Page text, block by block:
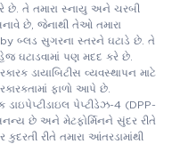
છે. તે તમારા સ્નાયુ અને ચરબી
છે, જેનાથી તેઓ તમારા
બ્લડ સુગરના સ્તરને ઘટાડે છે. તે
ઘટાડવામાં પણ મદદ કરે છે.
ડાયાબિટીસ વ્યવસ્થાપન માટે
ફાળો આપે છે.
પેપ્ટીડેઝ-4 (DPP-
છે અને મેટફોર્મિનને સુંદર રીતે
રીતે તમારા આંતરડામાંથી